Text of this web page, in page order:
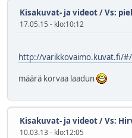
Kisakuvat- ja videot/Vs:
17.05.15 - klo:10:12
http://varikkovaimo.kuvat.fi/#/
määrä korvaa laadun
Kisakuvat- ja videot/Vs:
10.03.13 - klo:12:05